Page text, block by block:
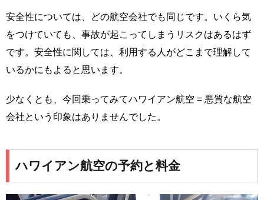
安全性については、どの航空会社でも同じです。いくら気
をつけていても、事故が起こってしまうリスクはあるはず
です。安全性に関しては、利用する人がどこまで理解して
いるかにもよると思います。
少なくとも、今回乗ってみてハワイアン航空 = 悪質な航空
会社という印象はありませんでした。
ハワイアン航空の予約と料金